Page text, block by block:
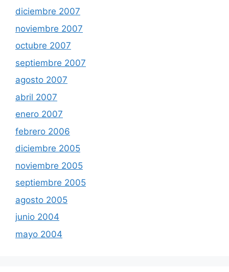
diciembre 2007
noviembre 2007
octubre 2007
septiembre 2007
agosto 2007
abril 2007
enero 2007
febrero 2006
diciembre 2005
noviembre 2005
septiembre 2005
agosto 2005
junio 2004
mayo 2004